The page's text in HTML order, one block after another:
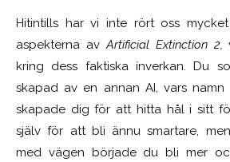
Hitintills har vi inte rört oss
aspekterna av Artificial Extinction 2,
kring dess faktiska inverkan. Du
skapad av en annan AI, vars namn
skapade dig för att hitta hål i sitt
själv för att bli ännu smartare,
med vägen började du bli mer